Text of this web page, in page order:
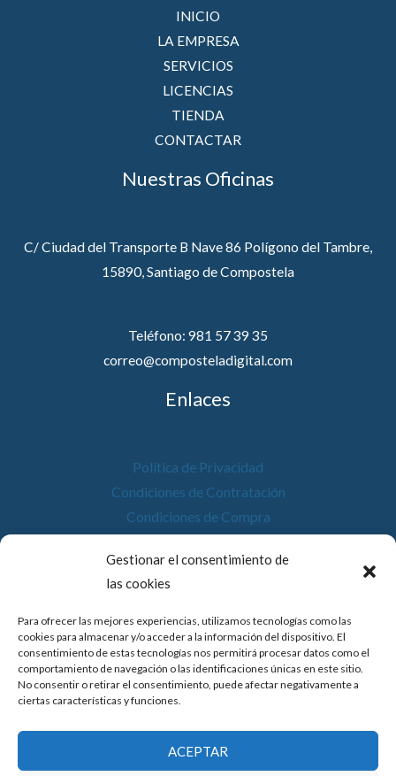
Gestionar el consentimiento de
las cookies
Para ofrecer las mejores experiencias, utilizamos tecnologías como las
cookies para almacenar y/o acceder a la información del dispositivo. El
consentimiento de estas tecnologías nos permitirá procesar datos como el
comportamiento de navegación o las identificaciones únicas en este sitio.
No consentir o retirar el consentimiento, puede afectar negativamente a
ciertas características y funciones.
ACEPTAR
INICIO
LA EMPRESA
SERVICIOS
LICENCIAS
TIENDA
CONTACTAR
Nuestras Oficinas
C/ Ciudad del Transporte B Nave 86 Polígono del Tambre,
15890, Santiago de Compostela
Teléfono: 981 57 39 35
correo@composteladigital.com
Enlaces
Política de Privacidad
Condiciones de Contratación
Condiciones de Compra
Política de Cookies
Accesibilidad
© 2026 Compostela Digital
Financiado por la Unión Europea con el programa de Kit
Digital por los fondos Next Generation (EU) del